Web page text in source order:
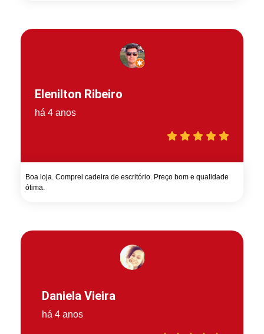
Elenilton Ribeiro
há 4 anos
Boa loja. Comprei cadeira de escritório. Preço bom e qualidade
ótima.
Daniela Vieira
há 4 anos